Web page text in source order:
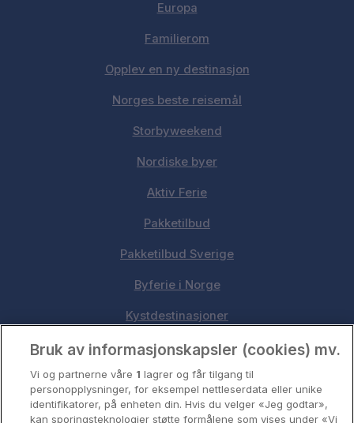
Europa
Familierom
Opplev en ny destinasjon
Norges beste reisemål
Storbyweekend
Nordiske byer
Aktiv Ferie
Pakketilbud
Pakketilbud Sverige
Byferie i Norge
Kystdestinasjoner
Oslo
Stavanger
Bergen
Bruk av informasjonskapsler (cookies) mv.
Vi og partnerne våre 1 lagrer og får tilgang til
personopplysninger, for eksempel nettleserdata eller unike
identifikatorer, på enheten din. Hvis du velger «Jeg godtar»,
kan sporingsteknologier støtte formålene som vises under «Vi